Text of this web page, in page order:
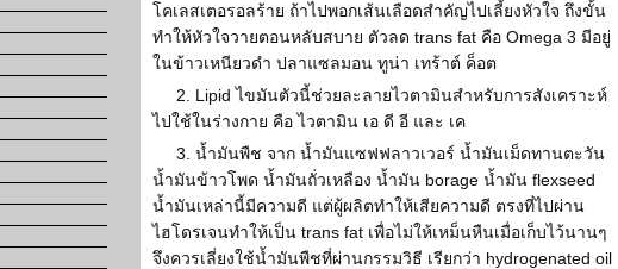
โคเลสเตอรอลร้าย ถ้าไปพอกเส้นเลือดสำคัญไปเลี้ยงหัวใจ ถึงขั้น
ทำให้หัวใจวายตอนหลับสบาย ตัวลด trans fat คือ Omega 3 มีอยู่
ในข้าวเหนียวดำ ปลาแซลมอน ทูน่า เทร้าต์ ค็อต
2. Lipid ไขมันตัวนี้ช่วยละลายไวตามินสำหรับการสังเคราะห์
ไปใช้ในร่างกาย คือ ไวตามิน เอ ดี อี และ เค
3. น้ำมันพืช จาก น้ำมันแซฟฟลาวเวอร์ น้ำมันเม็ดทานตะวัน
น้ำมันข้าวโพด น้ำมันถั่วเหลือง น้ำมัน borage น้ำมัน flexseed
น้ำมันเหล่านี้มีความดี แต่ผู้ผลิตทำให้เสียความดี ตรงที่ไปผ่าน
ไฮโดรเจนทำให้เป็น trans fat เพื่อไม่ให้เหม็นหืนเมื่อเก็บไว้นานๆ
จึงควรเลี่ยงใช้น้ำมันพืชที่ผ่านกรรมวิธี เรียกว่า hydrogenated oil